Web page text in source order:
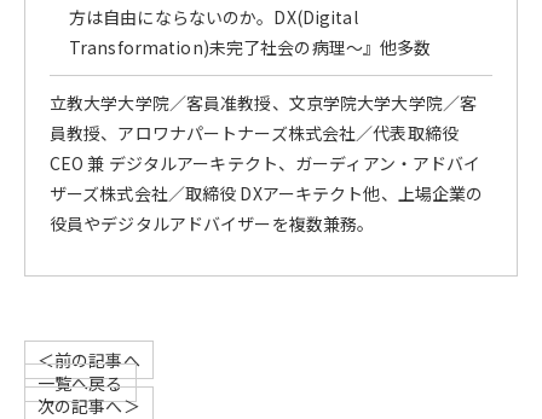
方は自由にならないのか。DX(Digital
Transformation)未完了社会の病理〜』他多数
立教大学大学院／客員准教授、文京学院大学大学院／客
員教授、アロワナパートナーズ株式会社／代表取締役
CEO 兼 デジタルアーキテクト、ガーディアン・アドバイ
ザーズ株式会社／取締役 DXアーキテクト他、上場企業の
役員やデジタルアドバイザーを複数兼務。
＜前の記事へ
一覧へ戻る
次の記事へ＞